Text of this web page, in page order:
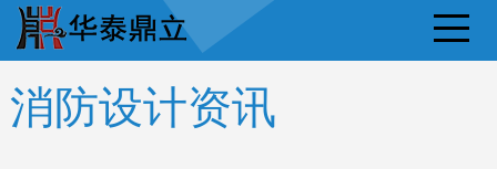
消防设计资讯